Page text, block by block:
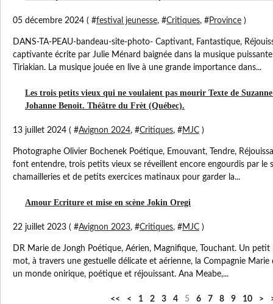
05 décembre 2024 ( #festival jeunesse, #Critiques, #Province )
DANS-TA-PEAU-bandeau-site-photo- Captivant, Fantastique,
captivante écrite par Julie Ménard baignée dans la musique
Tiriakian. La musique jouée en live à une grande importance dans...
Les trois petits vieux qui ne voulaient pas mourir Texte de
Johanne Benoit. Théâtre du Frèt (Québec).
13 juillet 2024 ( #Avignon 2024, #Critiques, #MJC )
Photographe Olivier Bochenek Poétique, Emouvant, Tendre,
font entendre, trois petits vieux se réveillent encore engourdis par le
chamailleries et de petits exercices matinaux pour garder la...
Amour Ecriture et mise en scène Jokin Oregi
22 juillet 2023 ( #Avignon 2023, #Critiques, #MJC )
DR Marie de Jongh Poétique, Aérien, Magnifique, Touchant. Un petit
mot, à travers une gestuelle délicate et aérienne, la Compagnie
un monde onirique, poétique et réjouissant. Ana Meabe,...
<< < 1 2 3 4 5 6 7 8 9 10
2
3
4
>